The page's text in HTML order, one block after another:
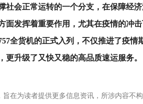
社会正常运转的一个分支，在保障经
面发挥着重要作用，尤其在疫情的冲
全货机的正式入列，不仅推进了疫情
更升级了又快又稳的高品质速运服务。
在为读者提供更多信息资讯，所涉内容不